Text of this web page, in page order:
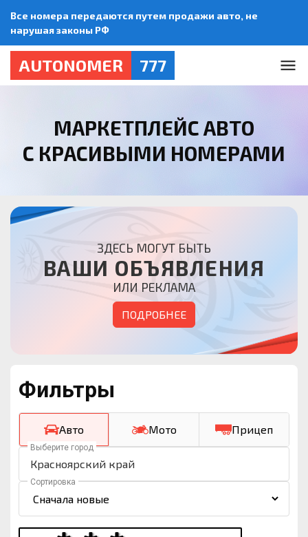
Все номера передаются путем продажи авто, не
нарушая законы РФ
AUTONOMER 777
МАРКЕТПЛЕЙС АВТО
С КРАСИВЫМИ НОМЕРАМИ
ЗДЕСЬ МОГУТ БЫТЬ
ВАШИ ОБЪЯВЛЕНИЯ
ИЛИ РЕКЛАМА
ПОДРОБНЕЕ
Фильтры
Авто Мото Прицеп
Выберите город
Красноярский край
Сортировка